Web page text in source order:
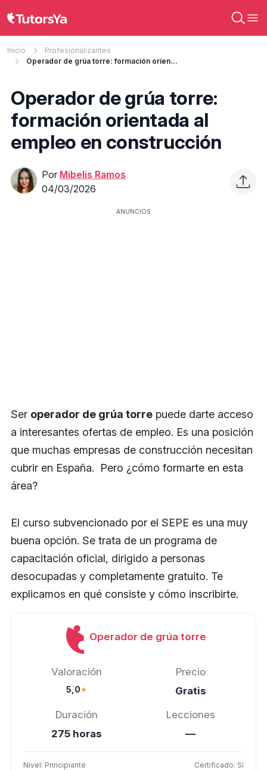
Inicio
Profesionalizantes
Operador de grúa torre: formación orientada al empleo en construcción
Operador de grúa torre:
formación orientada al
empleo en construcción
Por Mibelis Ramos
04/03/2026
ANUNCIOS
Ser operador de grúa torre puede darte acceso
a interesantes ofertas de empleo. Es una posición
que muchas empresas de construcción necesitan
cubrir en España. Pero ¿cómo formarte en esta
área?
El curso subvencionado por el SEPE es una muy
buena opción. Se trata de un programa de
capacitación oficial, dirigido a personas
desocupadas y completamente gratuito. Te
explicamos en qué consiste y cómo inscribirte.
Operador de grúa torre
Valoración
5,0★
Precio
Gratis
Duración
275 horas
Lecciones
—
Nivel: Principiante Certificado: Sí